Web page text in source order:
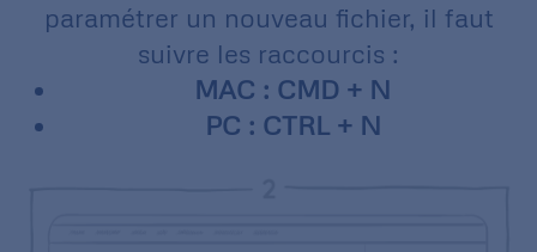
paramétrer un nouveau fichier, il faut
suivre les raccourcis :
MAC : CMD + N
PC : CTRL + N